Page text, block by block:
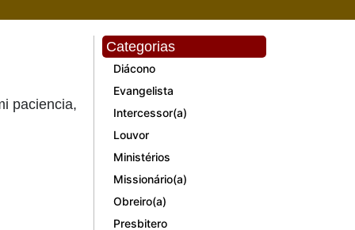
paciencia,
Categorias
Diácono
Evangelista
Intercessor(a)
Louvor
Ministérios
Missionário(a)
Obreiro(a)
Presbitero